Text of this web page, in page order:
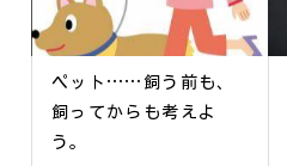
ペット……飼う前も、
飼ってからも考えよ
う。